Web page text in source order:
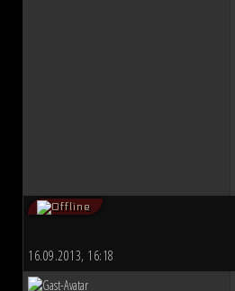
16.09.2013, 16:18